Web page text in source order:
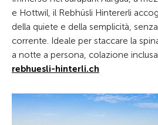
e Hottwil, il Rebhüsli Hintererli
della quiete e della semplicità,
corrente. Ideale per staccare la
a notte a persona, colazione
rebhuesli-hinterli.ch